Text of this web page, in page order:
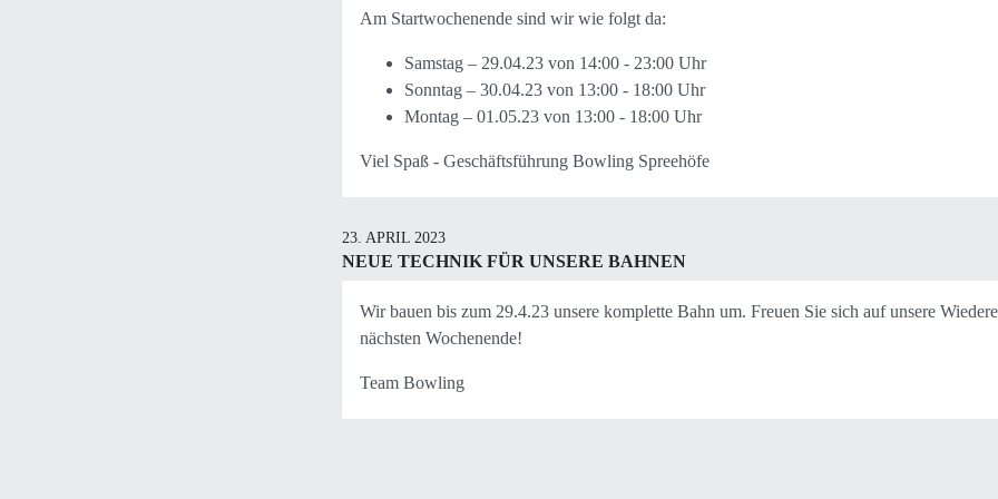
Am Startwochenende sind wir wie folgt da:
Samstag – 29.04.23 von 14:00 - 23:00 Uhr
Sonntag – 30.04.23 von 13:00 - 18:00 Uhr
Montag – 01.05.23 von 13:00 - 18:00 Uhr
Viel Spaß - Geschäftsführung Bowling Spreehöfe
23. APRIL 2023
NEUE TECHNIK FÜR UNSERE BAHNEN
Wir bauen bis zum 29.4.23 unsere komplette Bahn um. Freuen Sie sich auf unsere
nächsten Wochenende!
Team Bowling